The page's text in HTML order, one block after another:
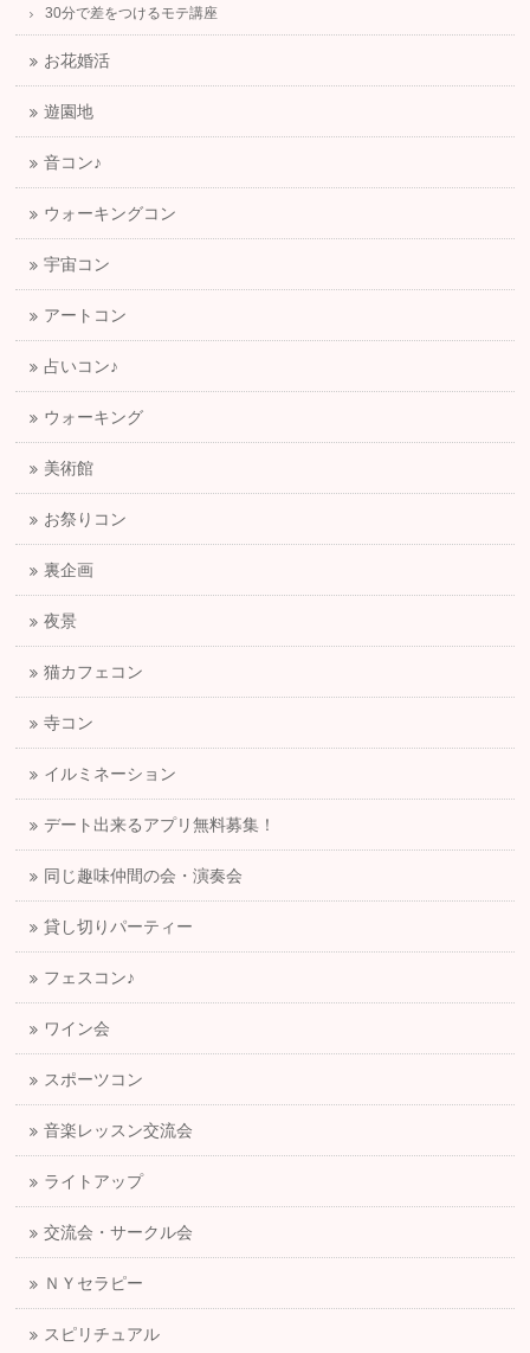
30分で差をつけるモテ講座
お花婚活
遊園地
音コン♪
ウォーキングコン
宇宙コン
アートコン
占いコン♪
ウォーキング
美術館
お祭りコン
裏企画
夜景
猫カフェコン
寺コン
イルミネーション
デート出来るアプリ無料募集！
同じ趣味仲間の会・演奏会
貸し切りパーティー
フェスコン♪
ワイン会
スポーツコン
音楽レッスン交流会
ライトアップ
交流会・サークル会
ＮＹセラピー
スピリチュアル